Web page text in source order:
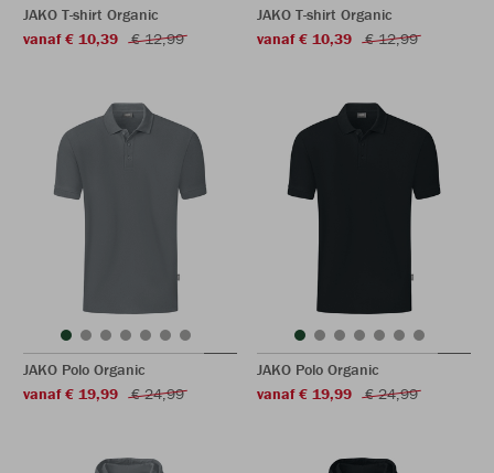
JAKO T-shirt Organic
vanaf € 10,39
€ 12,99
JAKO T-shirt Organic
vanaf € 10,39
€ 12,99
JAKO Polo Organic
vanaf € 19,99
€ 24,99
JAKO Polo Organic
vanaf € 19,99
€ 24,99